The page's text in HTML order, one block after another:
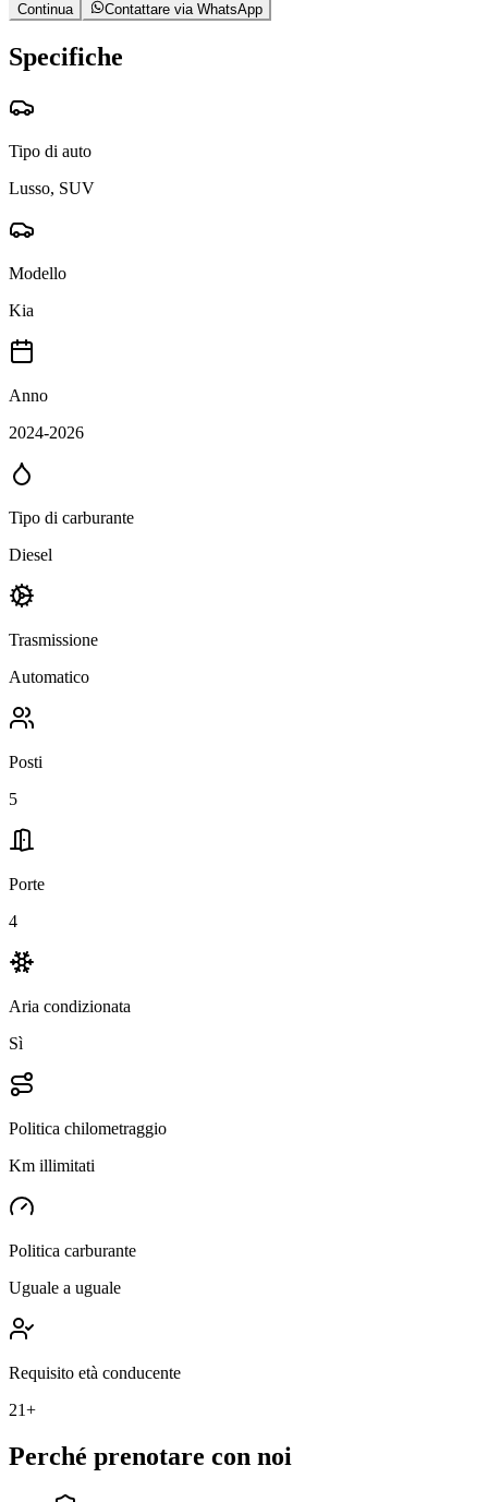
Continua Contattare via WhatsApp
Specifiche
Tipo di auto
Lusso, SUV
Modello
Kia
Anno
2024-2026
Tipo di carburante
Diesel
Trasmissione
Automatico
Posti
5
Porte
4
Aria condizionata
Sì
Politica chilometraggio
Km illimitati
Politica carburante
Uguale a uguale
Requisito età conducente
21+
Perché prenotare con noi